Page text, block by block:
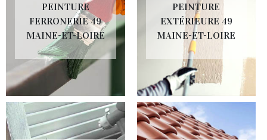
PEINTURE
FERRONERIE 49
MAINE-ET-LOIRE
PEINTURE
EXTÉRIEURE 49
MAINE-ET-LOIRE